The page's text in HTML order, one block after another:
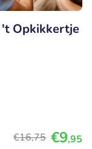
't Opkikkertje
€16,75 €9,95